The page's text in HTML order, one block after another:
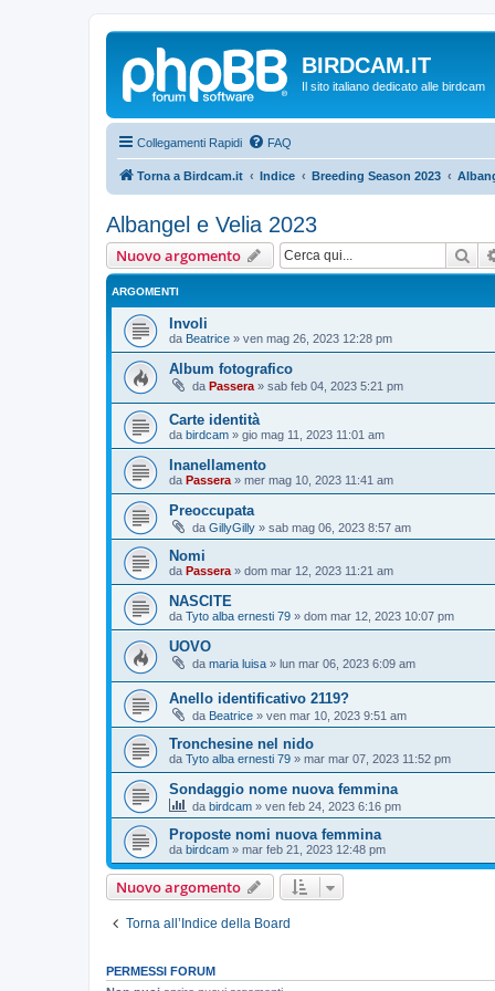
BIRDCAM.IT
Il sito italiano dedicato alle birdcam
Collegamenti Rapidi FAQ
Torna a Birdcam.it Indice Breeding Season 2023
Albangel e Velia 2023
Nuovo argomento
ARGOMENTI
Involi
da Beatrice » ven mag 26, 2023 12:28 pm
Album fotografico
da Passera » sab feb 04, 2023 5:21 pm
Carte identità
da birdcam » gio mag 11, 2023 11:01 am
Inanellamento
da Passera » mer mag 10, 2023 11:41 am
Preoccupata
da GillyGilly » sab mag 06, 2023 8:57 am
Nomi
da Passera » dom mar 12, 2023 11:21 am
NASCITE
da Tyto alba ernesti 79 » dom mar 12, 2023 10:07 pm
UOVO
da maria luisa » lun mar 06, 2023 6:09 am
Anello identificativo 2119?
da Beatrice » ven mar 10, 2023 9:51 am
Tronchesine nel nido
da Tyto alba ernesti 79 » mar mar 07, 2023 11:52 pm
Sondaggio nome nuova femmina
da birdcam » ven feb 24, 2023 6:16 pm
Proposte nomi nuova femmina
da birdcam » mar feb 21, 2023 12:48 pm
Nuovo argomento
Torna all’Indice della Board
PERMESSI FORUM